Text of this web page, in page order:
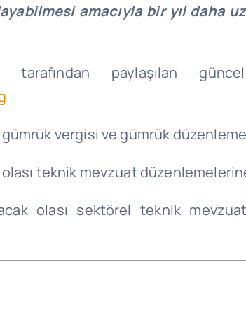
amacıyla bir yıl daha
paylaşılan
vergisi ve gümrük
teknik mevzuat
olası sektörel teknik